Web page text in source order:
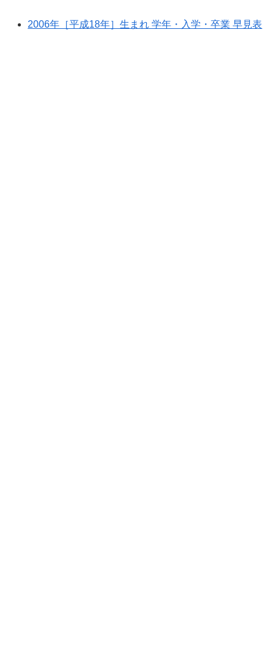
2006年［平成18年］生まれ 学年・入学・卒業 早見表